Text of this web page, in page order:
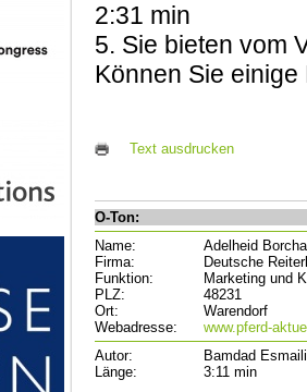
2:31 min
5. Sie bieten vom
Können Sie
Text ausdrucken
O-Ton:
Name:
Adelheid
Firma:
Deutsche
Funktion:
Marketing und
PLZ:
48231
Ort:
Warendorf
Webadresse:
www.pferd-
Autor:
Bamdad Esmaili
Länge:
3:11 min